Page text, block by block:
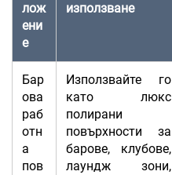
лож
ени
е
използване
Бар
ова
раб
отн
а
пов
Използвайте го
като люкс
полирани
повърхности за
барове, клубове,
лаундж зони,